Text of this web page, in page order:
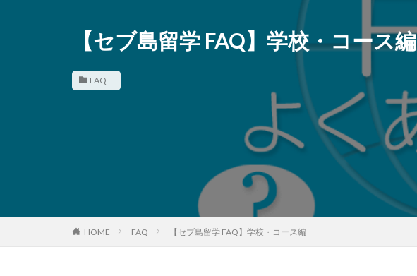
【セブ島留学 FAQ】学校・コース編
FAQ
HOME FAQ 【セブ島留学 FAQ】学校・コース編